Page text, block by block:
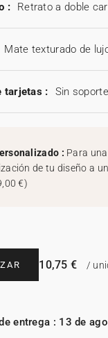
: Retrato a doble
Mate texturado de
tarjetas : Sin
: Para
de tu diseño a
€)
10,75 € /
entrega : 13 de